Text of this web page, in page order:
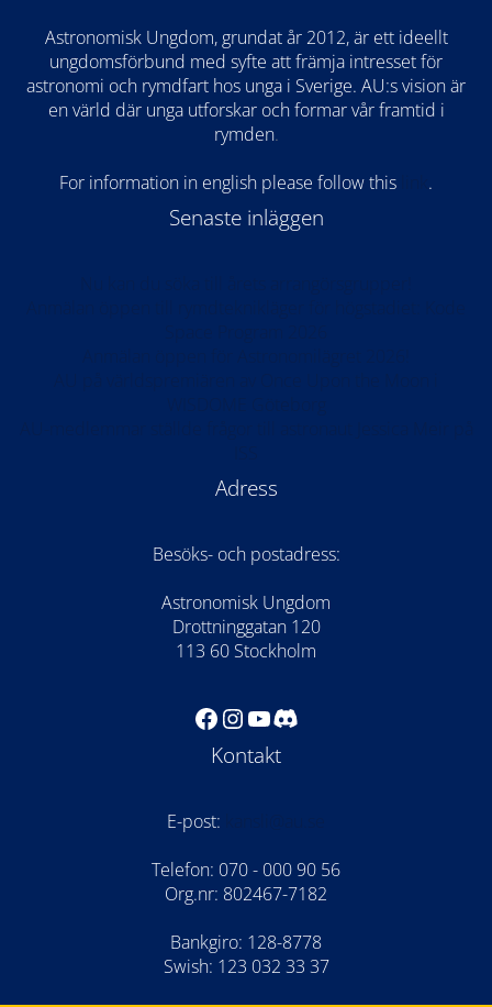
Astronomisk Ungdom, grundat år 2012, är ett ideellt
ungdomsförbund med syfte att främja intresset för
astronomi och rymdfart hos unga i Sverige. AU:s vision är
en värld där unga utforskar och formar vår framtid i
rymden.
For information in english please follow this
.
Senaste inläggen
Adress
Besöks- och postadress:
Astronomisk Ungdom
Drottninggatan 120
113 60 Stockholm
Facebook
Instagram
YouTube
Discord
Kontakt
E-post:
Telefon: 070 - 000 90 56
Org.nr: 802467-7182
Bankgiro: 128-8778
Swish: 123 032 33 37